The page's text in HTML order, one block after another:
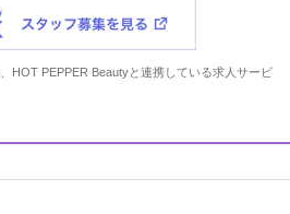
HOT PEPPER Beautyと連携している求人サービ